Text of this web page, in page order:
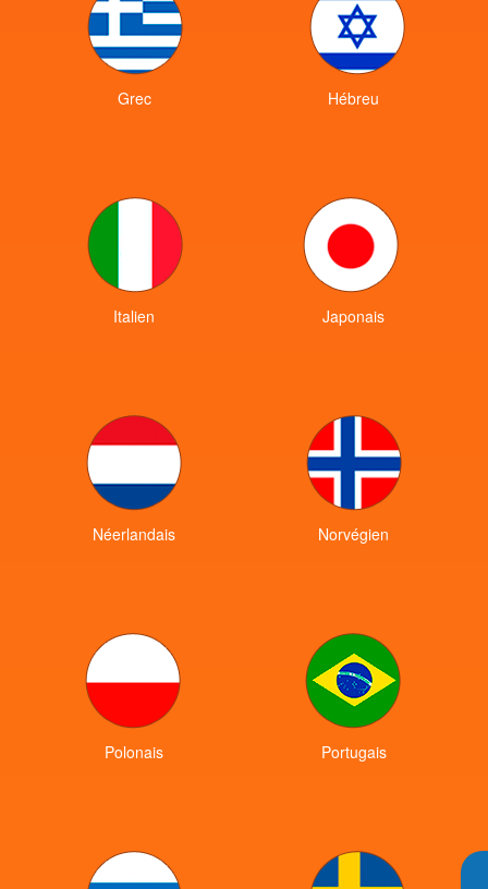
Grec Hébreu
Italien Japonais
Néerlandais Norvégien
Polonais Portugais